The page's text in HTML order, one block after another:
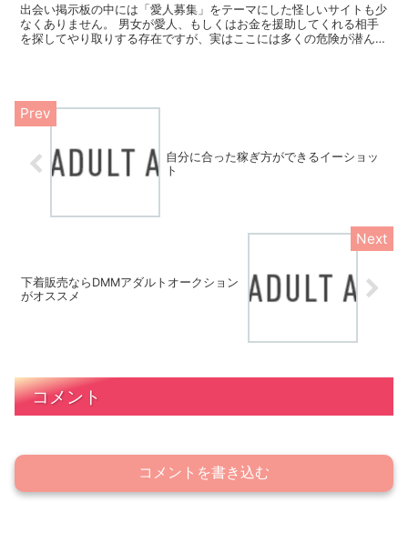
出会い掲示板の中には「愛人募集」をテーマにした怪しいサイトも少
なくありません。 男女が愛人、もしくはお金を援助してくれる相手
を探してやり取りする存在ですが、実はここには多くの危険が潜んで
自分に合った稼ぎ方ができるイーショッ
ト
下着販売ならDMMアダルトオークション
がオススメ
コメント
コメントを書き込む